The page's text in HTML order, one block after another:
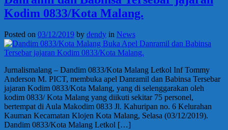
Kodim 0833/Kota Malang.
Posted on 03/12/2019 by dendy in News
Jurnalismalang – Dandim 0833/Kota Malang Letkol Inf Tommy
Anderson M. PICT, membuka apel Danramil dan Babinsa Tersebar
jajaran Kodim 0833/Kota Malang, yang di selenggarakan oleh
kodim 0833/ Kota Malang yang diikuti sekitar 75 personel,
bertempat di Aula Makodim 0833 Jl. Kahuripan no. 6 Kelurahan
Kauman Kecamatan Klojen Kota Malang, Selasa (03/12/2019).
Dandim 0833/Kota Malang Letkol […]